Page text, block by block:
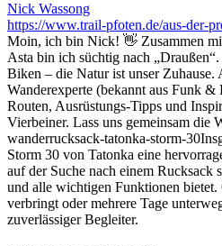
Nick Wassong
https://www.trail-pfoten.de/aus-der-
Moin, ich bin Nick! 👋 Zusammen
Asta bin ich süchtig nach
Biken – die Natur ist unser
Wanderexperte (bekannt aus Funk &
Routen, Ausrüstungs-Tipps und
Vierbeiner. Lass uns gemeinsam die
wanderrucksack-tatonka-storm-30
Storm 30 von Tatonka eine
auf der Suche nach einem Rucksack
und alle wichtigen Funktionen
verbringt oder mehrere Tage
zuverlässiger Begleiter.